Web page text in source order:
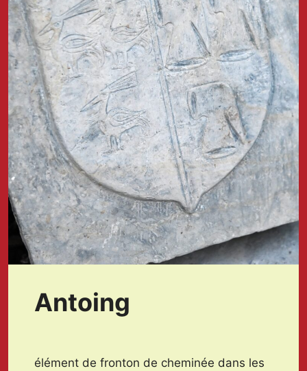
Antoing
élément de fronton de cheminée dans les